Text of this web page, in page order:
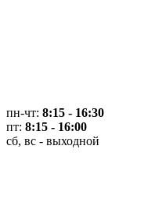
пн-чт: 8:15 - 16:30
пт: 8:15 - 16:00
сб, вс - выходной